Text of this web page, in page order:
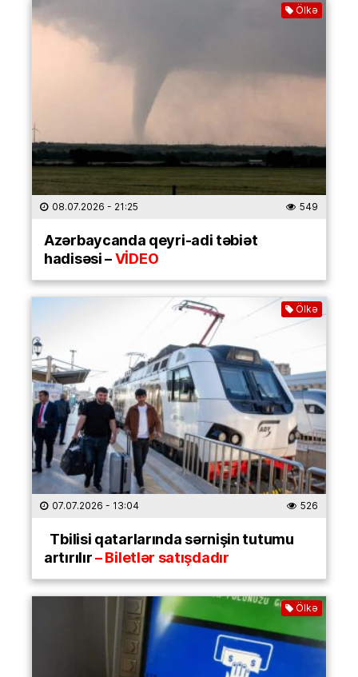
Ölkə
08.07.2026 - 21:25 549
Azərbaycanda qeyri-adi təbiət
hadisəsi –VİDEO
Ölkə
07.07.2026 - 13:04 526
Tbilisi qatarlarında sərnişin tutumu
artırılır– Biletlər satışdadır
Ölkə